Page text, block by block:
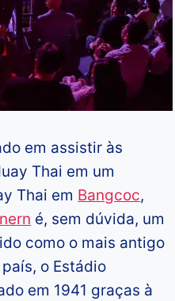
em assistir às
Thai em um
Thai em Bangcoc,
é, sem dúvida, um
como o mais antigo
o Estádio
em 1941 graças à